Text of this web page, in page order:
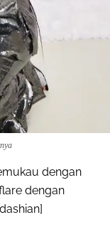
dengan
dengan